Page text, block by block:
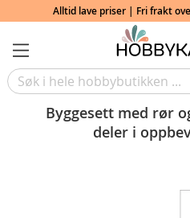
Alltid lave priser | Fri frakt
Byggesett med rør
deler i